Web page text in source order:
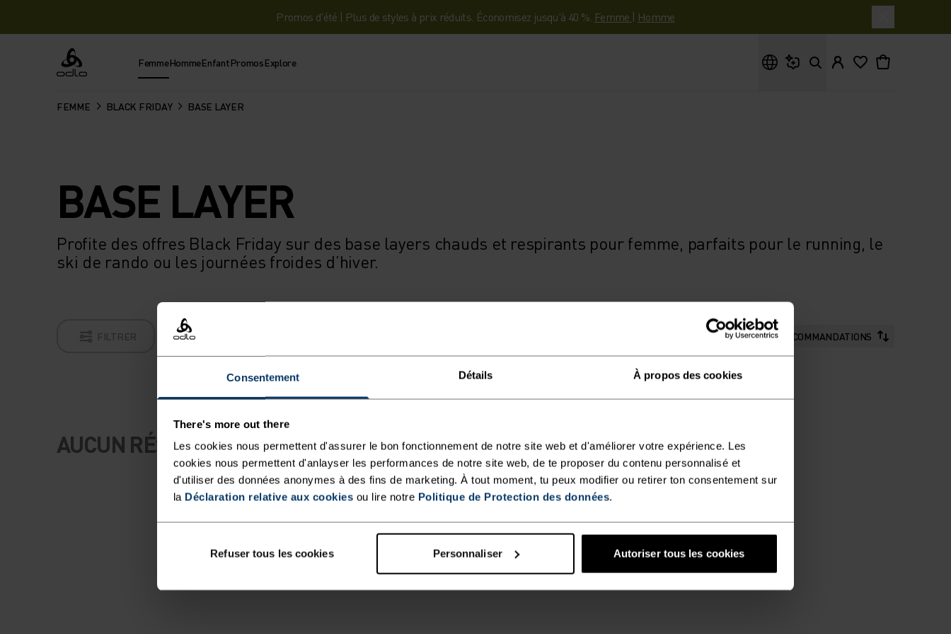
Consentement Détails À propos des cookies
There's more out there
Les cookies nous permettent d'assurer le bon fonctionnement de notre site web et d'améliorer votre expérience. Les
cookies nous permettent d'anlayser les performances de notre site web, de te proposer du contenu personnalisé et
d'utiliser des données anonymes à des fins de marketing. À tout moment, tu peux modifier ou retirer ton consentement sur
la Déclaration relative aux cookies ou lire notre Politique de Protection des données.
Refuser tous les cookies Personnaliser Autoriser tous les cookies
Promos d'été | Plus de styles à prix réduits. Économisez jusqu'à 40 %. Femme | Homme
Odlo FemmeHommeEnfantPromosExplore
FEMME BLACK FRIDAY BASE LAYER
BASE LAYER
Profite des offres Black Friday sur des base layers chauds et respirants pour femme, parfaits pour le running, le
ski de rando ou les journées froides d’hiver.
FILTRER RECOMMANDATIONS
AUCUN RÉSULTAT